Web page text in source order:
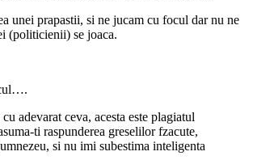
unei prapastii, si ne jucam cu focul dar nu ne
(politicienii) se joaca.
adevarat ceva, acesta este plagiatul
ti raspunderea greselilor fzacute,
si nu imi subestima inteligenta